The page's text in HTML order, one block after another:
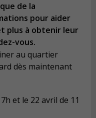
de la
pour aider
plus à obtenir leur
vous.
au quartier
dès maintenant
et le 22 avril de 11